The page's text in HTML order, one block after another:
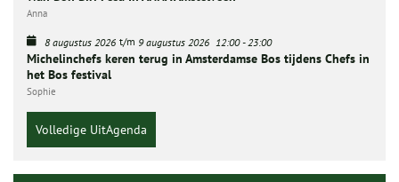
Anna
8 augustus 2026 t/m 9 augustus 2026 12:00-23:00
Michelinchefs keren terug in Amsterdamse Bos tijdens Chefs in
het Bos festival
Sophie
Volledige UitAgenda